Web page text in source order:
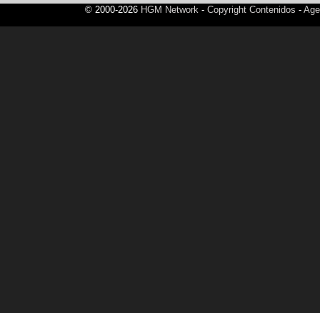
© 2000-2026 HGM Network- Copyright Contenidos -